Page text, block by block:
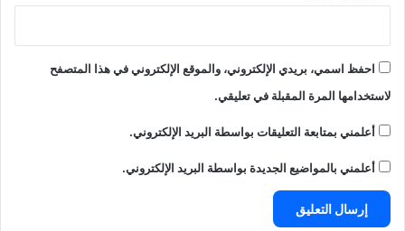
احفظ اسمي، بريدي الإلكتروني، والموقع الإلكتروني في هذا المتصفح
لاستخدامها المرة المقبلة في تعليقي.
أعلمني بمتابعة التعليقات بواسطة البريد الإلكتروني.
أعلمني بالمواضيع الجديدة بواسطة البريد الإلكتروني.